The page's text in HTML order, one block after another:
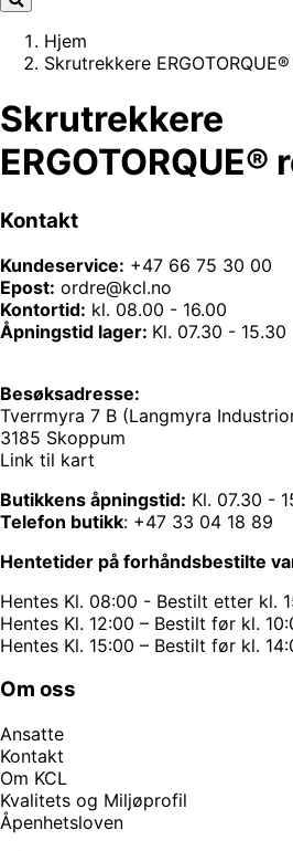
Hjem
Skrutrekkere
Skrutrekkere
Kontakt
Kundeservice: +47 66 75 30 00
Epost: ordre@kcl.no
Kontortid: kl. 08.00 - 16.00
Åpningstid lager: Kl. 07.30 - 15.30
Besøksadresse:
Tverrmyra 7 B (Langmyra
3185 Skoppum
Link til kart
Butikkens åpningstid: Kl. 07.30 -
Telefon butikk: +47 33 04 18 89
Hentetider på forhåndsbestilte
Hentes Kl. 08:00 - Bestilt etter kl.
Hentes Kl. 12:00 – Bestilt før kl.
Hentes Kl. 15:00 – Bestilt før kl.
Om oss
Ansatte
Kontakt
Om KCL
Kvalitets og Miljøprofil
Åpenhetsloven